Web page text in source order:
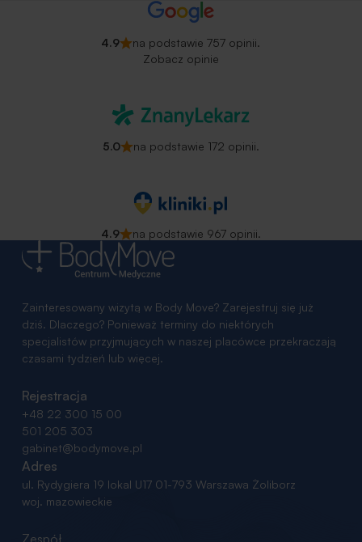
4.9
na podstawie 757 opinii.
Zobacz opinie
5.0 na podstawie 172 opinii.
4.9 na podstawie 967 opinii.
Zainteresowany wizytą w Body Move? Zarejestruj się już
dziś. Dlaczego? Ponieważ terminy do niektórych
specjalistów przyjmujących w naszej placówce przekraczają
czasami tydzień lub więcej.
Rejestracja
+48 22 300 15 00
501 205 303
gabinet@bodymove.pl
Adres
ul. Rydygiera 19 lokal U17 01-793 Warszawa Żoliborz
woj. mazowieckie
Zespół